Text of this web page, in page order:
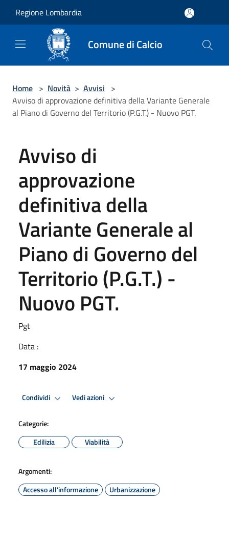
Regione Lombardia
Comune di Calcio
Home > Novità > Avvisi >
Avviso di approvazione definitiva della Variante Generale
al Piano di Governo del Territorio (P.G.T.) - Nuovo PGT.
Avviso di
approvazione
definitiva della
Variante Generale al
Piano di Governo del
Territorio (P.G.T.) -
Nuovo PGT.
Pgt
Data :
17 maggio 2024
Condividi Vedi azioni
Categorie:
Edilizia
Viabilità
Argomenti:
Accesso all'informazione
Urbanizzazione